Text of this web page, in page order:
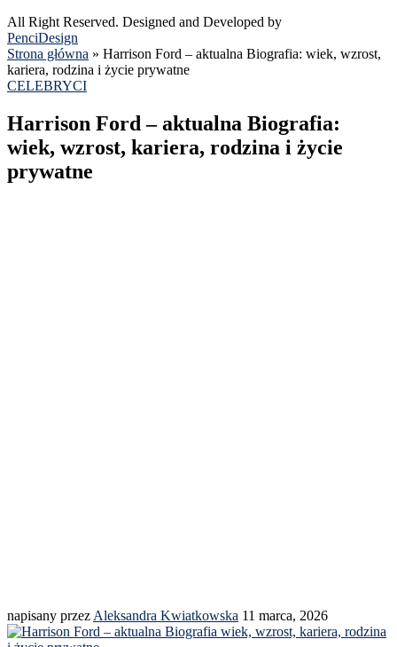
All Right Reserved. Designed and Developed by
PenciDesign
Strona główna » Harrison Ford – aktualna Biografia: wiek, wzrost,
kariera, rodzina i życie prywatne
CELEBRYCI
Harrison Ford – aktualna Biografia:
wiek, wzrost, kariera, rodzina i życie
prywatne
napisany przez Aleksandra Kwiatkowska 11 marca, 2026